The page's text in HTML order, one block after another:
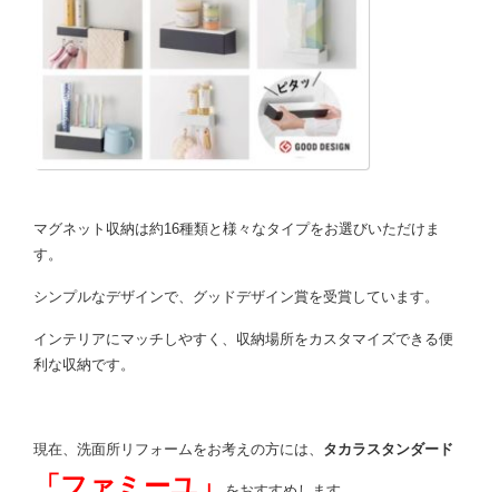
マグネット収納は約16種類と様々なタイプをお選びいただけま
す。
シンプルなデザインで、グッドデザイン賞を受賞しています。
インテリアにマッチしやすく、収納場所をカスタマイズできる便
利な収納です。
現在、洗面所リフォームをお考えの方には、 タカラスタンダード